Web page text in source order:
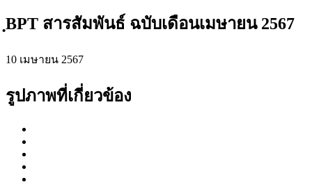
ฺBPT สารสัมพันธ์ ฉบับเดือนเมษายน 2567
10 เมษายน 2567
รูปภาพที่เกี่ยวข้อง